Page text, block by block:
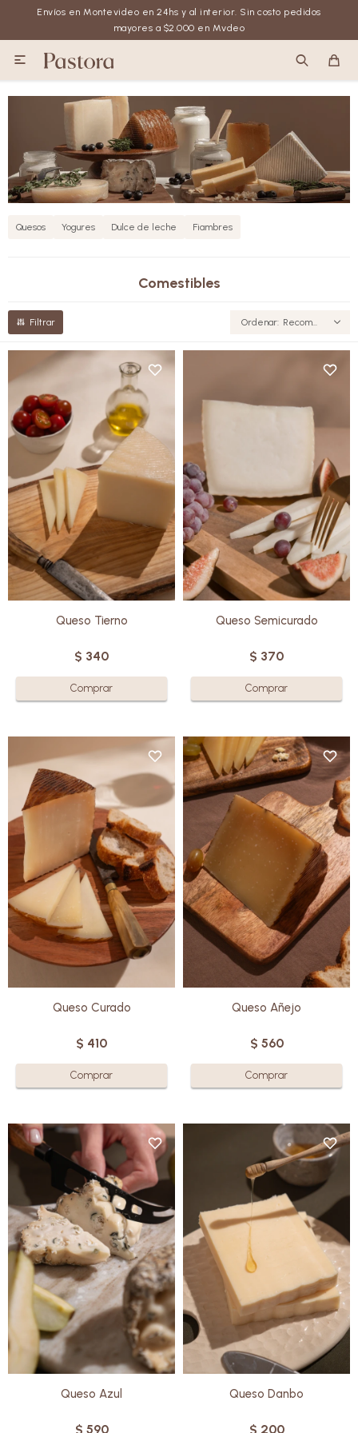
Envíos en Montevideo en 24hs y al interior. Sin costo pedidos
mayores a $2.000 en Mvdeo

Quesos Yogures Dulce de leche Fiambres
Comestibles
Recomendados
Elaborado con leche de oveja
de la más alta calidad, es ideal
para quienes prefieren quesos
menos intensos y más suaves,
con un carácter distintivo.
Estacionado durante un mes,
destaca por su textura cremosa
y su sabor fresco.
Sin gluten
Queso Tierno
$ 340
Elaborado con leche de oveja
elaboraciones gastronómicas.
Estacionado durante tres
meses, destaca por su sabor
delicado y equilibrado, su
textura cremosa al paladar y
aroma intenso.
Sin gluten
Queso Semicurado
$ 370
Elaborado con leche de oveja
de la más alta calidad , es el
favorito de muchos dentro de la
deliciosa familia de quesos de
oveja.
Estacionado durante cinco
meses, destaca por su sabor
medio-intenso, textura firme y
ligeros cristales.
Sin gluten
Queso Curado
$ 410
Elaborado con leche de oveja
de la más alta calidad, es
perfecto para los paladares
más exigentes.
Estacionado durante diez
meses, destaca por su sabor
intenso y ligeros cristales.
Sin gluten
Queso Añejo
$ 560
Elaborado con leche de oveja
de la más alta calidad, combina
la riqueza de la leche de oveja
con la intensidad de los mohos
azules, creando un equilibrio
excepcional entre lo fuerte y lo
suave, lo cremoso y lo picante.
Sin gluten.
Queso Azul
$ 590
Elaborado con una cuidadosa
mezcla de leche de oveja y de
vaca, este queso tradicional se
destaca por su sabor delicado y
su textura cremosa. Ideal para
quienes buscan una opción
versátil y gourmet.
Sin gluten.
Queso Danbo
$ 200